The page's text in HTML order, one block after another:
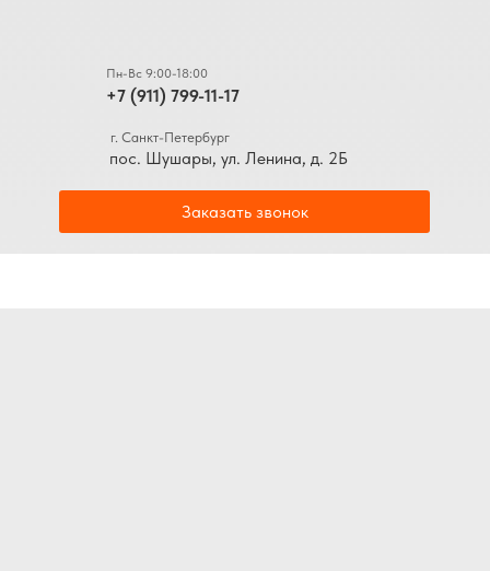
+7 (911) 799-11-17
Пн-Вс 9:00-18:00
Заказать звонок
пос. Шушары, ул. Ленина, д. 2Б
г. Санкт-Петербург